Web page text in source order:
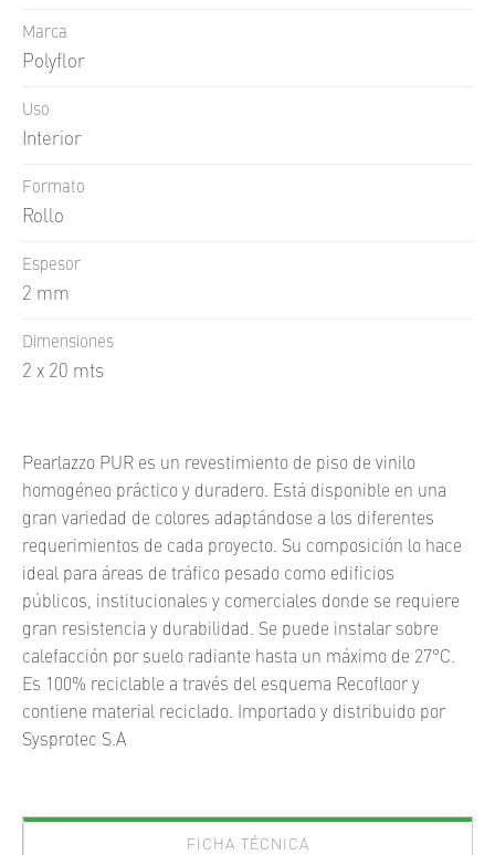
Marca
Polyflor
Uso
Interior
Formato
Rollo
Espesor
2 mm
Dimensiones
2 x 20 mts
Pearlazzo PUR es un revestimiento de piso de vinilo
homogéneo práctico y duradero. Está disponible en una
gran variedad de colores adaptándose a los diferentes
requerimientos de cada proyecto. Su composición lo hace
ideal para áreas de tráfico pesado como edificios
públicos, institucionales y comerciales donde se requiere
gran resistencia y durabilidad. Se puede instalar sobre
calefacción por suelo radiante hasta un máximo de 27°C.
Es 100% reciclable a través del esquema Recofloor y
contiene material reciclado. Importado y distribuido por
Sysprotec S.A
FICHA TÉCNICA